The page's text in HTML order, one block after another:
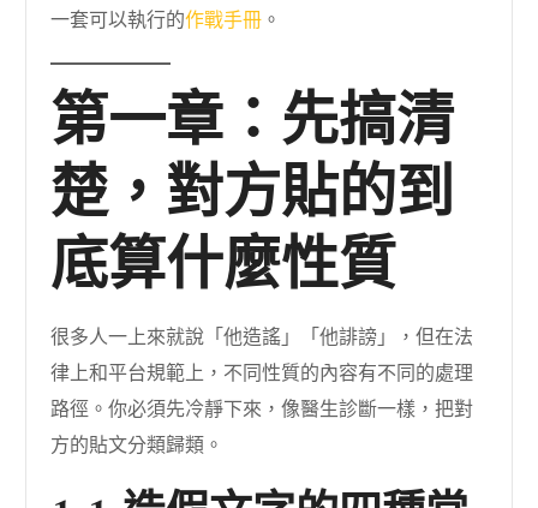
一套可以執行的作戰手冊 。
第一章：先搞清
楚，對方貼的到
底算什麼性質
很多人一上來就說「他造謠」「他誹謗」，但在法
律上和平台規範上，不同性質的內容有不同的處理
路徑。你必須先冷靜下來，像醫生診斷一樣，把對
方的貼文分類歸類。